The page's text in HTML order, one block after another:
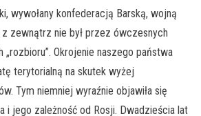
wywołany konfederacją Barską, wojną
zewnątrz nie był przez ówczesnych
Okrojenie naszego państwa
terytorialną na skutek wyżej
Tym niemniej wyraźnie objawiła się
i jego zależność od Rosji. Dwadzieścia lat